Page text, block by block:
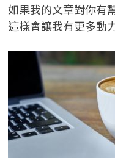
如果我的文章對你有
這樣會讓我有更多動